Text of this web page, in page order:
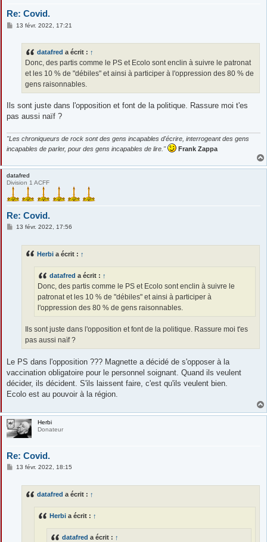
Re: Covid.
M13 févr. 2022, 17:21
datafred a écrit : ↑
Donc, des partis comme le PS et Ecolo sont enclin à suivre le patronat
et les 10 % de "débiles" et ainsi à participer à l'oppression des 80 % de
gens raisonnables.
Ils sont juste dans l'opposition et font de la politique. Rassure moi t'es
pas aussi naïf ?
"Les chroniqueurs de rock sont des gens incapables d'écrire, interrogeant des gens
incapables de parler, pour des gens incapables de lire."
Frank Zappa
datafred
Division 1 ACFF
Re: Covid.
M
13 févr. 2022, 17:56
Herbi a écrit : ↑
datafred a écrit : ↑
Donc, des partis comme le PS et Ecolo sont enclin à suivre le
patronat et les 10 % de "débiles" et ainsi à participer à
l'oppression des 80 % de gens raisonnables.
Ils sont juste dans l'opposition et font de la politique. Rassure moi t'es
pas aussi naïf ?
Le PS dans l'opposition ??? Magnette a décidé de s'opposer à la
vaccination obligatoire pour le personnel soignant. Quand ils veulent
décider, ils décident. S'ils laissent faire, c'est qu'ils veulent bien.
Ecolo est au pouvoir à la région.
Herbi
Donateur
Re: Covid.
M
13 févr. 2022, 18:15
datafred a écrit : ↑
Herbi a écrit : ↑
datafred a écrit : ↑